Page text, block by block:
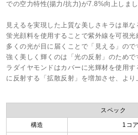
での空力特性(揚力/抗力)が7.8%向上しま
見えるを実現した上質な美しさキラは単な
蛍光顔料を使用することで紫外線を可視光
多くの光が目に届くことで「見える」の
強く美しく輝くのは「光の反射」のため
ラダイヤモンドはカバーに光輝材を使用
に反射する「拡散反射」を増加させ、より
スペック
構造 1コ